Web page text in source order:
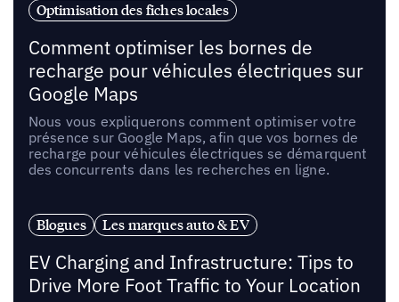
Optimisation des fiches locales
Comment optimiser les bornes de
recharge pour véhicules électriques sur
Google Maps
Nous vous expliquerons comment optimiser votre
présence sur Google Maps, afin que vos bornes de
recharge pour véhicules électriques se démarquent
des concurrents dans les recherches en ligne.
Blogues Les marques auto & EV
EV Charging and Infrastructure: Tips to
Drive More Foot Traffic to Your Location